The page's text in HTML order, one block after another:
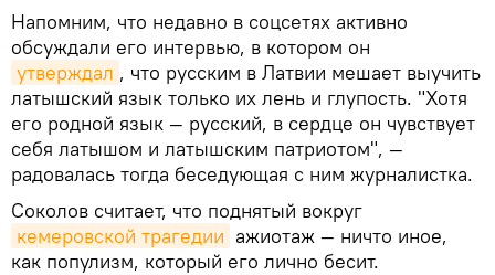
Напомним, что недавно в соцсетях активно
обсуждали его интервью, в котором он
утверждал , что русским в Латвии мешает выучить
латышский язык только их лень и глупость. "Хотя
его родной язык — русский, в сердце он чувствует
себя латышом и латышским патриотом", —
радовалась тогда беседующая с ним журналистка.
Соколов считает, что поднятый вокруг
кемеровской трагедии ажиотаж — ничто иное,
как популизм, который его лично бесит.